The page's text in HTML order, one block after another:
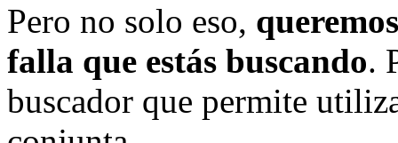
Pero no solo eso,
falla que estás buscando.
buscador que permite